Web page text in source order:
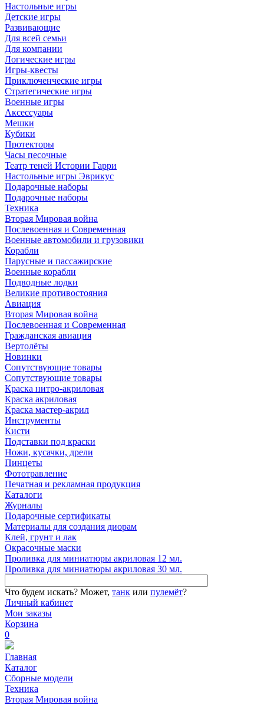
Настольные игры
Детские игры
Развивающие
Для всей семьи
Для компании
Логические игры
Игры-квесты
Приключенческие игры
Стратегические игры
Военные игры
Аксессуары
Мешки
Кубики
Протекторы
Часы песочные
Театр теней Истории Гарри
Настольные игры Эврикус
Подарочные наборы
Подарочные наборы
Техника
Вторая Мировая война
Послевоенная и Современная
Военные автомобили и грузовики
Корабли
Парусные и пассажирские
Военные корабли
Подводные лодки
Великие противостояния
Авиация
Вторая Мировая война
Послевоенная и Современная
Гражданская авиация
Вертолёты
Новинки
Сопутствующие товары
Сопутствующие товары
Краска нитро-акриловая
Краска акриловая
Краска мастер-акрил
Инструменты
Кисти
Подставки под краски
Ножи, кусачки, дрели
Пинцеты
Фототравление
Печатная и рекламная продукция
Каталоги
Журналы
Подарочные сертификаты
Материалы для создания диорам
Клей, грунт и лак
Окрасочные маски
Проливка для миниатюры акриловая 12 мл.
Проливка для миниатюры акриловая 30 мл.
Что будем искать? Может, танк или пулемёт?
Личный кабинет
Мои заказы
Корзина
0
Главная
Каталог
Сборные модели
Техника
Вторая Мировая война